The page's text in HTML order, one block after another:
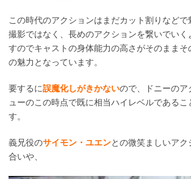
この時代のアクションはまだカット割りなどで
撮影ではなく、長めのアクションを繋いでい
すのでキャストの身体能力の高さがそのままそ
の魅力となっています。
要するに誤魔化しがきかないので、ドニーのア
ューのこの時点で既に相当ハイレベルであるこ
す。
義兄役のサイモン・ユエンとの微笑ましいア
合いや、